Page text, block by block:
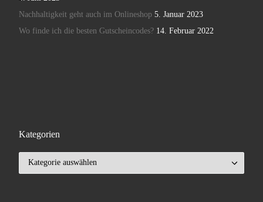
Nachhaltigkeit geht auch im Onlineshop 5. Januar 2023
Wo finde ich die besten Gutscheincodes? 14. Februar 2022
Kategorien